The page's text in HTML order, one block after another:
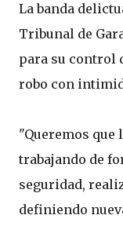
La banda
Tribunal de
para su control
robo con
"Queremos que
trabajando de
seguridad,
definiendo